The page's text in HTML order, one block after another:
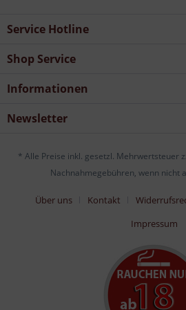
Service Hotline
Shop Service
Informationen
Newsletter
* Alle Preise inkl. gesetzl. Mehrwertsteuer
Nachnahmegebühren, wenn nicht
Über uns Kontakt
Impressum